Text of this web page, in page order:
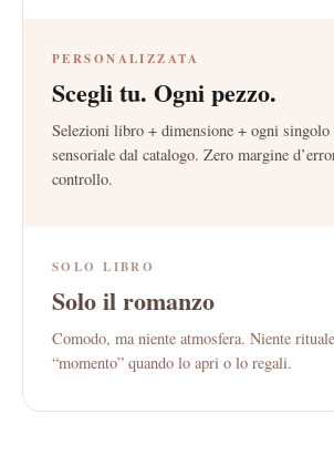
PERSONALIZZATA
Scegli tu. Ogni pezzo.
Selezioni libro + dimensione + ogni singolo
sensoriale dal catalogo. Zero margine
controllo.
SOLO LIBRO
Solo il romanzo
Comodo, ma niente atmosfera. Niente
“momento” quando lo apri o lo regali.